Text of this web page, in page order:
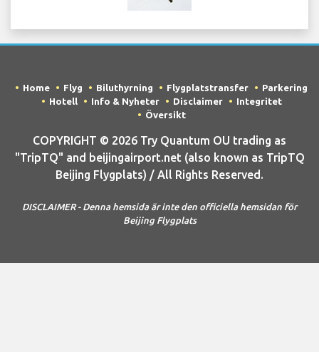
Home Flyg Biluthyrning Flygplatstransfer
Parkering
Hotell
Info & Nyheter Disclaimer
Integritet
Översikt
COPYRIGHT © 2026 Try Quantum OU trading as
"TripTQ" and beijingairport.net (also known as TripTQ
Beijing Flygplats) / All Rights Reserved.
DISCLAIMER - Denna hemsida är inte den officiella hemsidan för
Beijing Flygplats